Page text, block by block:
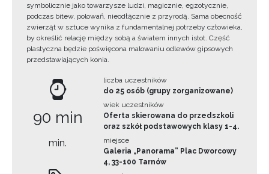
symbolicznie jako towarzysze ludzi, magicznie, egzotycznie,
podczas bitew, polowań, nieodłącznie z przyrodą. Sama obecność
zwierząt w sztuce wynika z fundamentalnej potrzeby człowieka,
by określić relację między sobą a światem innych istot. Część
plastyczna będzie poświęcona malowaniu odlewów gipsowych
przedstawiających konia.
90 min
min.
liczba uczestników
do 25 osób (grupy zorganizowane)
wiek uczestników
Oferta skierowana do przedszkoli
oraz szkół podstawowych klasy 1-4.
miejsce
Galeria „Panorama” Plac Dworcowy
4, 33-100 Tarnów